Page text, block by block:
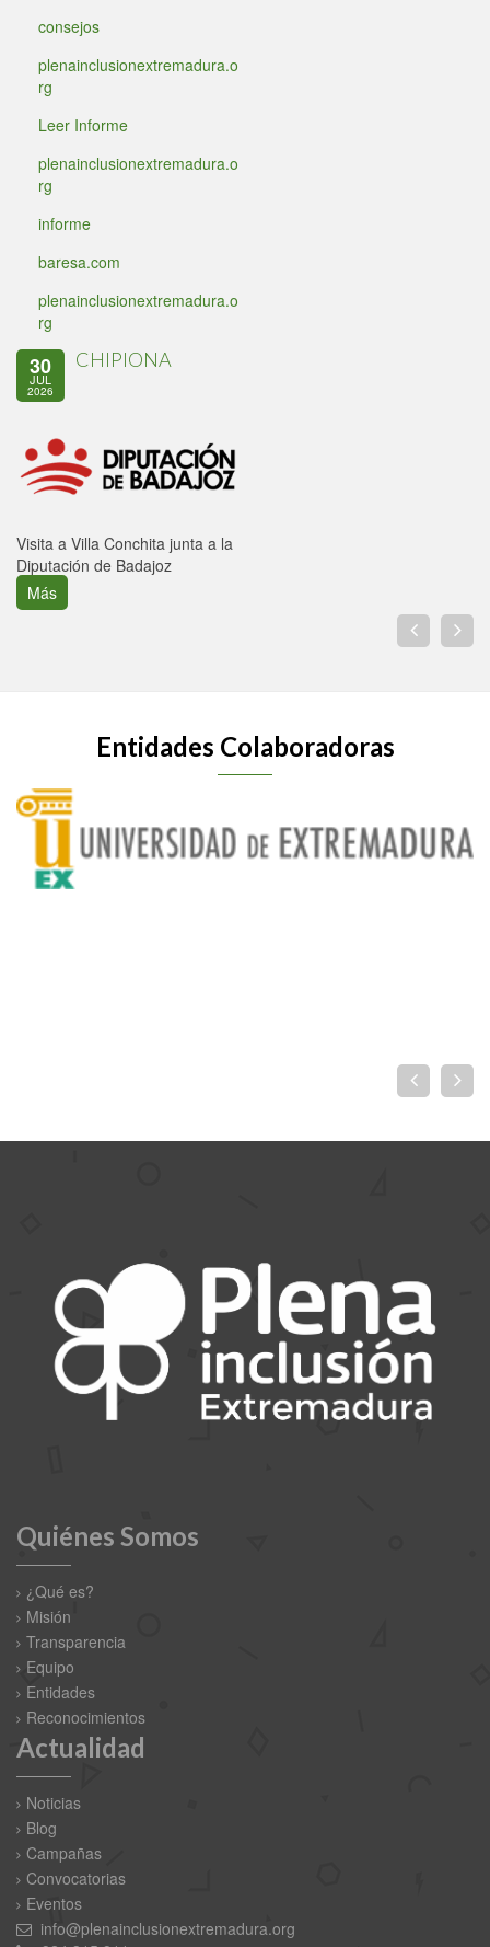
consejos
plenainclusionextremadura.o
rg
Leer Informe
plenainclusionextremadura.o
rg
informe
baresa.com
plenainclusionextremadura.o
rg
30
JUL
2026
CHIPIONA
Visita a Villa Conchita junta a la
Diputación de Badajoz
Más
Entidades Colaboradoras
Quiénes Somos
¿Qué es?
Misión
Transparencia
Equipo
Entidades
Reconocimientos
Actualidad
Noticias
Blog
Campañas
Convocatorias
Eventos
info@plenainclusionextremadura.org